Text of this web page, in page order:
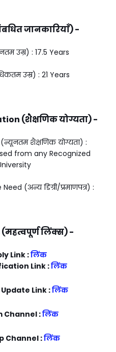
जानकारियाँ) -
उम्र) : 17.5 Years
उम्र) : 21 Years
(शैक्षणिक योग्यता) -
शैक्षणिक योग्यता) :
from any Recognized
(अन्य डिग्री/प्रमाणपत्र) :
लिंक्स) -
Link :लिंक
Link :लिंक
Link :लिंक
Channel :लिंक
Channel :लिंक